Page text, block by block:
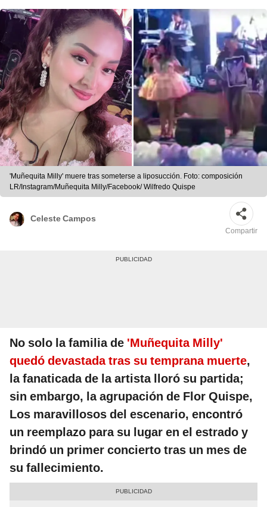
'Muñequita Milly' muere tras someterse a liposucción. Foto: composición
LR/Instagram/Muñequita Milly/Facebook/ Wilfredo Quispe
Celeste Campos
Compartir
No solo la familia de 'Muñequita Milly'
quedó devastada tras su temprana muerte,
la fanaticada de la artista lloró su partida;
sin embargo, la agrupación de Flor Quispe,
Los maravillosos del escenario, encontró
un reemplazo para su lugar en el estrado y
brindó un primer concierto tras un mes de
su fallecimiento.